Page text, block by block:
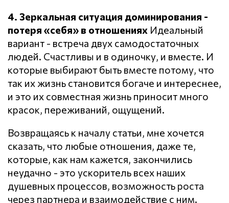
4. Зеркальная ситуация доминирования -
потеря «себя» в отношениях Идеальный
вариант - встреча двух самодостаточных
людей. Счастливы и в одиночку, и вместе. И
которые выбирают быть вместе потому, что
так их жизнь становится богаче и интереснее,
и это их совместная жизнь приносит много
красок, переживаний, ощущений.
Возвращаясь к началу статьи, мне хочется
сказать, что любые отношения, даже те,
которые, как нам кажется, закончились
неудачно - это ускоритель всех наших
душевных процессов, возможность роста
через партнера и взаимодействие с ним.